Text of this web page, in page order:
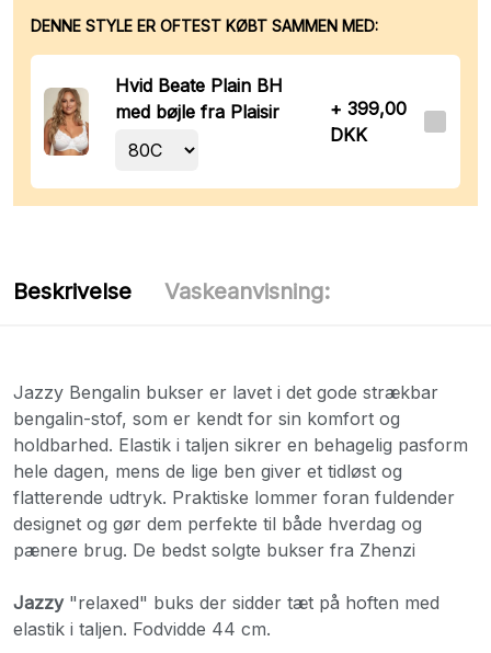
DENNE STYLE ER OFTEST KØBT SAMMEN MED:
Hvid Beate Plain BH
med bøjle fra Plaisir
+ 399,00
DKK
Beskrivelse Vaskeanvisning:
Jazzy Bengalin bukser er lavet i det gode strækbar
bengalin-stof, som er kendt for sin komfort og
holdbarhed. Elastik i taljen sikrer en behagelig pasform
hele dagen, mens de lige ben giver et tidløst og
flatterende udtryk. Praktiske lommer foran fuldender
designet og gør dem perfekte til både hverdag og
pænere brug. De bedst solgte bukser fra Zhenzi
Jazzy"relaxed" buks der sidder tæt på hoften med
elastik i taljen. Fodvidde 44 cm.